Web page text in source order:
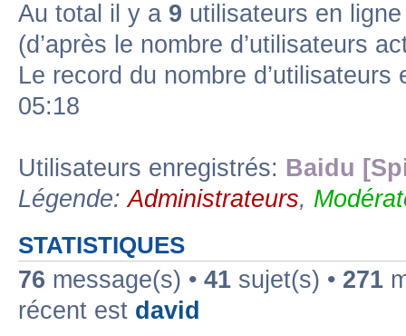
Au total il y a 9 utilisateurs en
(d’après le nombre d’utilisateurs
Le record du nombre
05:18
Utilisateurs enregistrés: Baidu
Légende:Administrateurs,
STATISTIQUES
76 message(s) • 41 sujet(s) • 271
récent est david